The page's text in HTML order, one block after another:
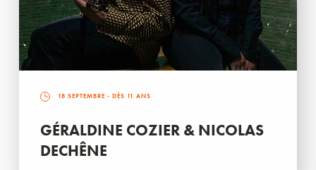
18 SEPTEMBRE - DÈS 11 ANS
GÉRALDINE COZIER & NICOLAS
DECHÊNE